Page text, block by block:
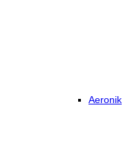
Aeronik